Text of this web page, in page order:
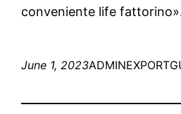
conveniente life
June 1, 2023